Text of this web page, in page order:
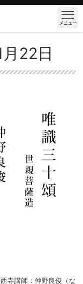
メニュー
22日
寺講師：仲野良俊（な